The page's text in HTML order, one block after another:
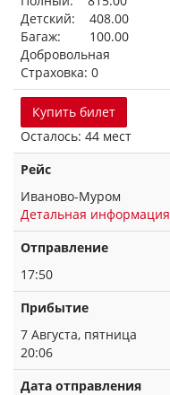
Детский: 408.00
Багаж: 100.00
Добровольная
Страховка: 0
Купить билет
Осталось: 44 мест
Рейс
Иваново-Муром
Детальная информация
Отправление
17:50
Прибытие
7 Августа, пятница
20:06
Дата отправления